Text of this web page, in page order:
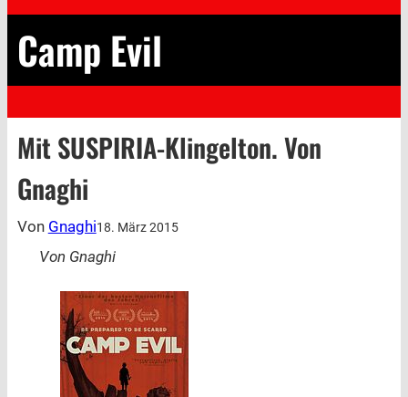
Camp Evil
Mit SUSPIRIA-Klingelton. Von
Gnaghi
Von Gnaghi18. März 2015
Von Gnaghi